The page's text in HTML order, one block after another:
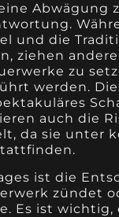
Abwägung
und die
ziehen
zu
werden.
auch die
da sie unter
ist die
zündet
Es ist wichtig,